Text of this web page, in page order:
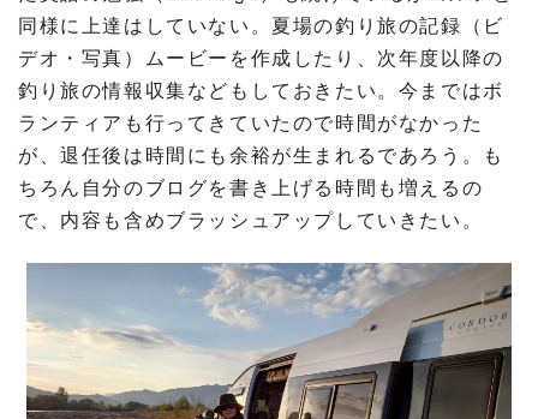
同様に上達はしていない。夏場の釣り旅の記録（ビ
デオ・写真）ムービーを作成したり、次年度以降の
釣り旅の情報収集などもしておきたい。今まではボ
ランティアも行ってきていたので時間がなかった
が、退任後は時間にも余裕が生まれるであろう。も
ちろん自分のブログを書き上げる時間も増えるの
で、内容も含めブラッシュアップしていきたい。